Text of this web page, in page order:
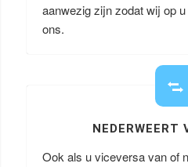
aanwezig zijn zodat wij op
ons.
NEDERWEERT
Ook als u viceversa van of